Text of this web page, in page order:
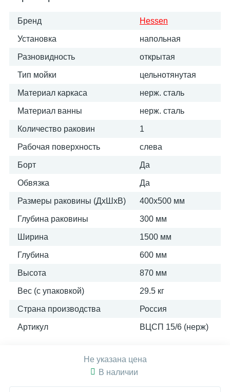
Бренд Hessen
Установка напольная
Разновидность открытая
Тип мойки цельнотянутая
Материал каркаса нерж. сталь
Материал ванны нерж. сталь
Количество раковин 1
Рабочая поверхность слева
Борт Да
Обвязка Да
Размеры раковины (ДхШхВ) 400х500 мм
Глубина раковины 300 мм
Ширина 1500 мм
Глубина 600 мм
Высота 870 мм
Вес (с упаковкой) 29.5 кг
Страна производства Россия
Артикул ВЦСП 15/6 (нерж)
Не указана цена
В наличии